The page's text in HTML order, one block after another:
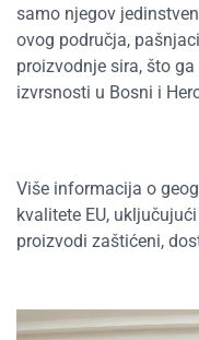
samo njegov
ovog područja,
proizvodnje sira, što
izvrsnosti u Bosni i
Više informacija o
kvalitete EU,
proizvodi zaštićeni,